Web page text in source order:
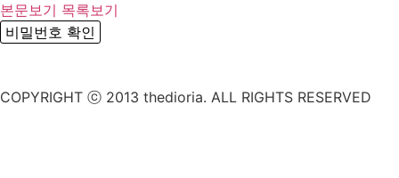
본문보기 목록보기
비밀번호 확인
COPYRIGHT ⓒ 2013 thedioria. ALL RIGHTS RESERVED